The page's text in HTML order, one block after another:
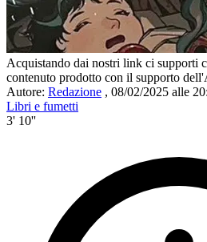
Acquistando dai nostri link ci supporti
contenuto prodotto con il supporto
Autore: Redazione , 08/02/2025 alle
Libri e fumetti
3' 10''